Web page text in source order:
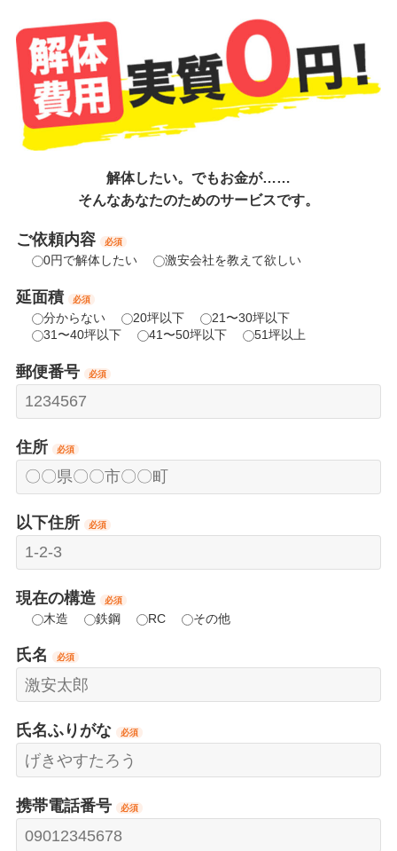
解体したい。でもお金が……
そんなあなたのためのサービスです。
ご依頼内容 必須
0円で解体したい 激安会社を教えて欲しい
延面積 必須
分からない 20坪以下
21〜30坪以下
31〜40坪以下
41〜50坪以下 51坪以上
郵便番号 必須
住所 必須
以下住所 必須
現在の構造 必須
木造 鉄鋼 RC その他
氏名 必須
氏名ふりがな 必須
携帯電話番号 必須